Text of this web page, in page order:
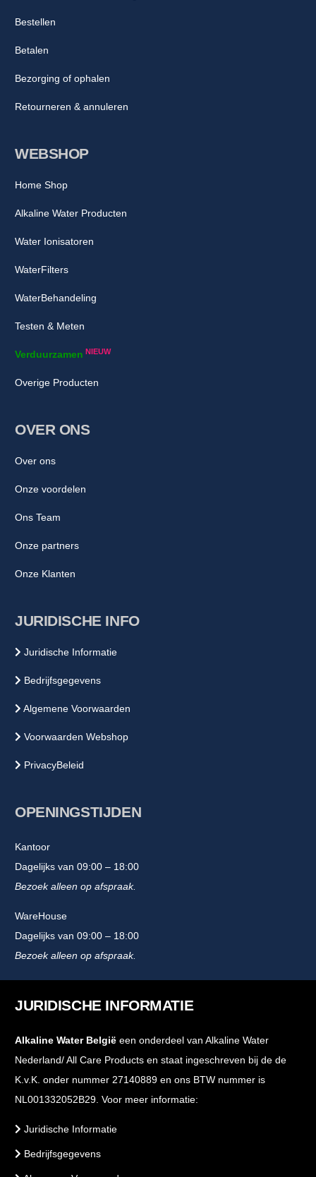
WEBSHOP
Home Shop
Alkaline Water Producten
Water Ionisatoren
WaterFilters
WaterBehandeling
Testen & Meten
Verduurzamen NIEUW
Overige Producten
OVER ONS
Over ons
Onze voordelen
Ons Team
Onze partners
Onze Klanten
JURIDISCHE INFO
Juridische Informatie
Bedrijfsgegevens
Algemene Voorwaarden
Voorwaarden Webshop
PrivacyBeleid
OPENINGSTIJDEN
Kantoor
Dagelijks van 09:00 – 18:00
Bezoek alleen op afspraak.
WareHouse
Dagelijks van 09:00 – 18:00
Bezoek alleen op afspraak.
Bestellen
Betalen
Bezorging of ophalen
Retourneren & annuleren
JURIDISCHE INFORMATIE
Alkaline Water België een onderdeel van Alkaline Water
Nederland/ All Care Products en staat ingeschreven bij de de
K.v.K. onder nummer 27140889 en ons BTW nummer is
NL001332052B29. Voor meer informatie:
Juridische Informatie
Bedrijfsgegevens